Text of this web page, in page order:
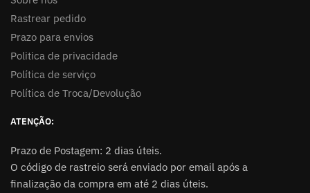
Rastrear pedido
Prazo para envios
Politica de privacidade
Política de serviço
Política de Troca/Devolução
ATENÇÃO:
Prazo de Postagem: 2 dias úteis.
O código de rastreio será enviado por email após a
finalização da compra em até 2 dias úteis.